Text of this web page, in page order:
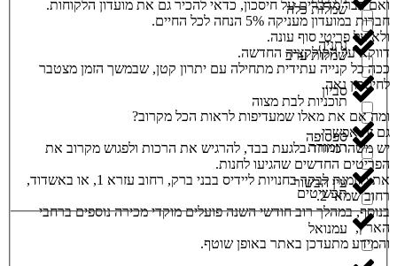
שמלות כלה
שמלות ערב
תוכניות לבת מצוה
תזמורת
תכשיטים
נתניה
סביון
ספסופה
עין הבשור
עמנואל
ואם כבר מדברים על חיסכון, כדאי להכיר גם את מועדון הלקוחות.
חברות במועדון מעניקה 5% הנחה לכל החיים.
ולא על פריטי סוף עונה.
דווקא על הקולקציה החדשה.
ככה כל קנייה עתידית מתחילה עם יתרון קטן, שבמשך הזמן מצטבר
לחיסכון נאה.
ומה אם את מאלו שמעדיפות לראות הכל מקרוב?
גם זה אפשרי.
יש משהו מיוחד בלגעת בבד, להרגיש את הרכות ולפגוש מקרוב את
הפריטים החדשים שהגיעו לחנות.
את מוזמנת לבקר בחנויות ליידיס בבני ברק, רחוב עזרא 1, או באשדוד,
רחוב שמאי 2.
בנוסף, במהלך רוב חודשי השנה פועלים מוקדי מכירה נוספים ברחבי
הארץ,
והמידע מתעדכן באתר באופן שוטף.